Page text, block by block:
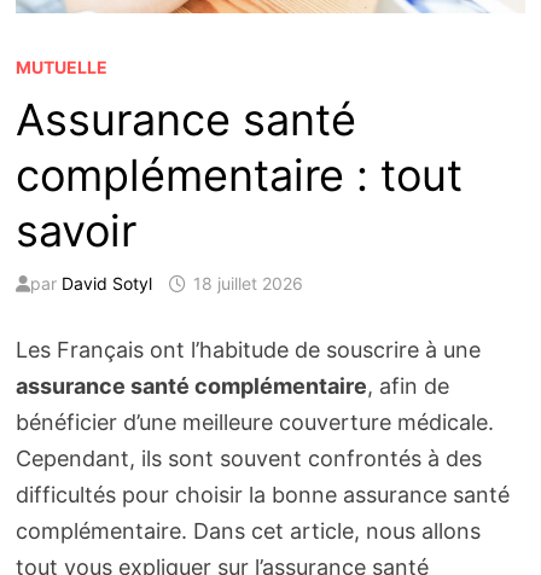
MUTUELLE
Assurance santé
complémentaire : tout
savoir
par David Sotyl 18 juillet 2026
Les Français ont l’habitude de souscrire à une
assurance santé complémentaire, afin de
bénéficier d’une meilleure couverture médicale.
Cependant, ils sont souvent confrontés à des
difficultés pour choisir la bonne assurance santé
complémentaire. Dans cet article, nous allons
tout vous expliquer sur l’assurance santé